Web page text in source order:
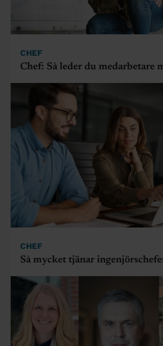
CHEF
Chef: Så leder du medarbetare
CHEF
Så mycket tjänar